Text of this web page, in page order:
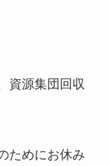
資源集団回収
ためにお休み